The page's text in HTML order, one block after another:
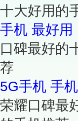
十大好用的
手机 最好用
口碑最好的
荐
5G手机 手机
荣耀口碑最